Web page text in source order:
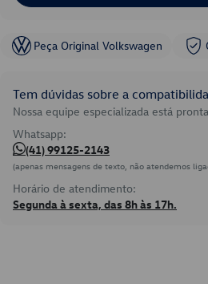
Peça Original Volkswagen
Tem dúvidas sobre a
Nossa equipe especializada está
Whatsapp:
(41) 99125-2143
(apenas mensagens de texto, não atendemos
Horário de atendimento:
Segunda à sexta, das 8h às 17h.